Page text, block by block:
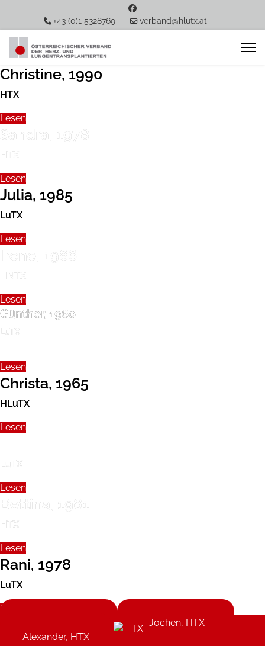
+43 (0)1 5328769 verband@hlutx.at
Christine, 1990
HTX
Lesen
Sandra, 1978
HTX
Lesen
Julia, 1985
LuTX
Lesen
Irene, 1986
HNTX
Lesen
Günther, 1960
LuTX
Lesen
Christa, 1965
HLuTX
Lesen
LuTX
Lesen
Bettina, 1981
HTX
Lesen
Rani, 1978
LuTX
Lesen
Jochen, HTX
Alexander, HTX